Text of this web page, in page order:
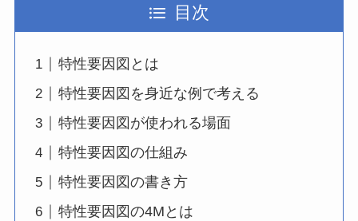
目次
特性要因図とは
特性要因図を身近な例で考える
特性要因図が使われる場面
特性要因図の仕組み
特性要因図の書き方
特性要因図の4Mとは